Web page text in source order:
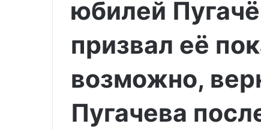
юбилей
призвал её
возможно,
Пугачева